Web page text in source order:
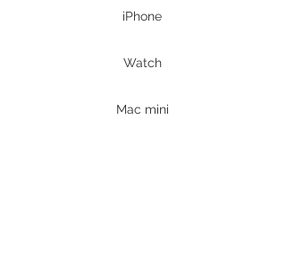
iPhone
Watch
Mac mini